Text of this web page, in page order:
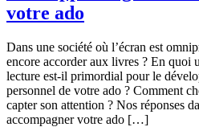
votre ado
Dans une société où l’écran est
encore accorder aux livres ? En quoi
lecture est-il primordial pour le
personnel de votre ado ? Comment
capter son attention ? Nos réponses
accompagner votre ado […]